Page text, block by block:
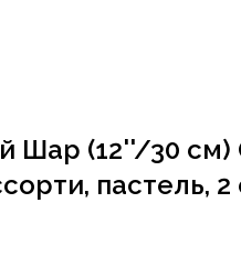
Шар (12''/30 см)
пастель, 2